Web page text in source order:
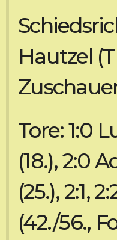
Hautzel
Tore: 1:0
(18.), 2:0
(25.), 2:1,
(42./56.,